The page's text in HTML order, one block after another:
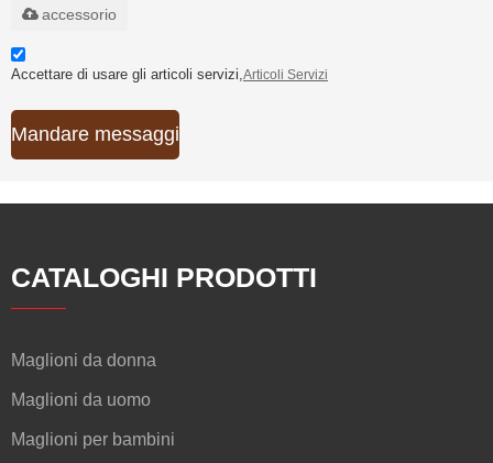
accessorio
Accettare di usare gli articoli servizi,Articoli Servizi
Mandare messaggi
CATALOGHI PRODOTTI
Maglioni da donna
Maglioni da uomo
Maglioni per bambini